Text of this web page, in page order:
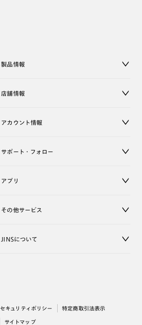
製品情報
店舗情報
アカウント情報
サポート・フォロー
アプリ
その他サービス
JINSについて
セキュリティポリシー 特定商取引法表示
サイトマップ